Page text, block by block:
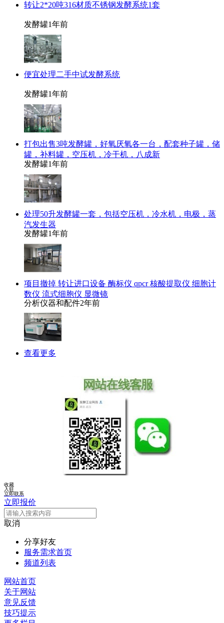
转让2*20吨316材质不锈钢发酵系统1套
发酵罐1年前
便宜处理二手中试发酵系统
发酵罐1年前
打包出售3吨发酵罐，好氧厌氧各一台，配套种子罐，储
罐，补料罐，空压机，冷干机，八成新
发酵罐1年前
处理50升发酵罐一套，包括空压机，冷水机，电极，蒸
汽发生器
发酵罐1年前
项目撤掉 转让进口设备 酶标仪 qpcr 核酸提取仪 细胞计
数仪 流式细胞仪 显微镜
分析仪器和配件2年前
查看更多
收藏
入驻
立即联系
立即报价
取消
分享好友
服务需求首页
频道列表
网站首页
关于网站
意见反馈
技巧提示